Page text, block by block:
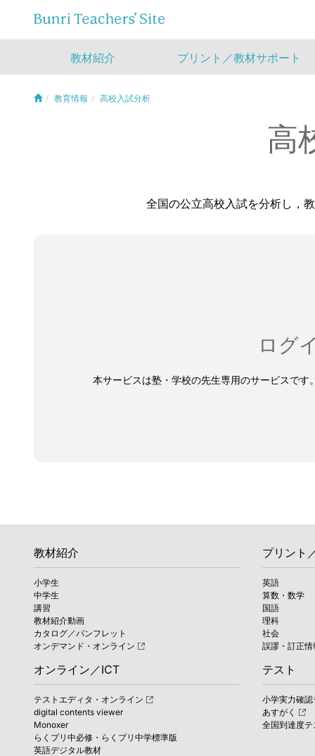
教材紹介 プリント／教材サポート
教育情報 高校入試分析
高
全国の公立高校入試を分析し，
ログ
本サービスは塾・学校の先生専用のサービスで
教材紹介
小学生
中学生
講習
教材紹介動画
カタログ／パンフレット
オンデマンド・オンライン
プリント
英語
算数・数学
国語
理科
社会
誤謬・訂正情
オンライン／ICT
テストエディタ・オンライン
digital contents viewer
Monoxer
らくプリ中必修・らくプリ中学標準版
英語デジタル教材
テスト
小学実力確
あすがく
全国到達度テ